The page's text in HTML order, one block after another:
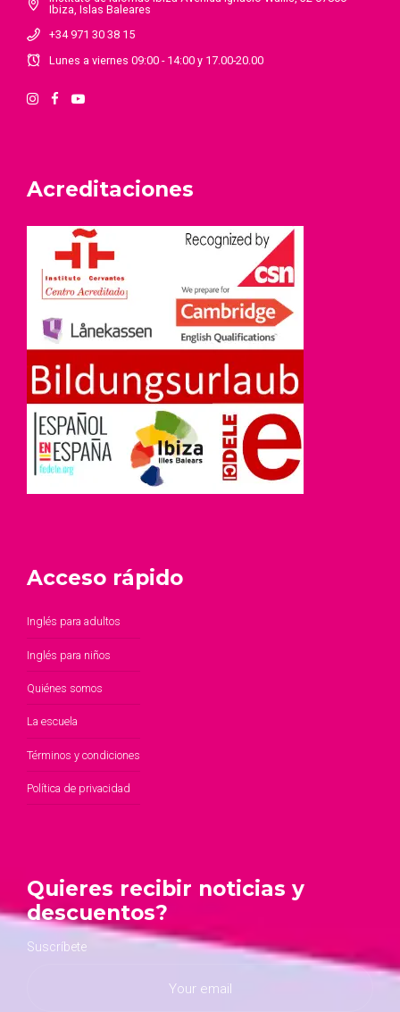
Ibiza, Islas Baleares
+34 971 30 38 15
Lunes a viernes 09:00 - 14:00 y 17.00-20.00
Acreditaciones
Acceso rápido
Inglés para adultos
Inglés para niños
Quiénes somos
La escuela
Términos y condiciones
Política de privacidad
Quieres recibir noticias y
descuentos?
Suscríbete